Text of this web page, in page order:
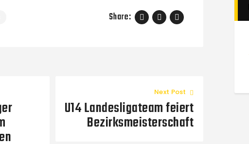
Share:
Next Post
U14 Landesligateam feiert
Bezirksmeisterschaft